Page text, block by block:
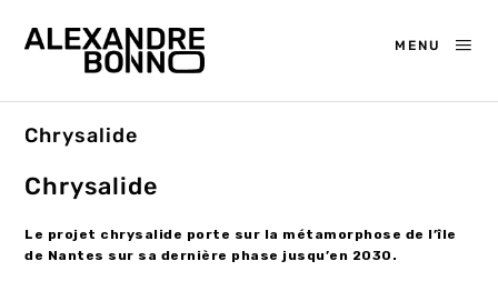
MENU
Chrysalide
Chrysalide
Le projet chrysalide porte sur la métamorphose de l’île
de Nantes sur sa dernière phase jusqu’en 2030.